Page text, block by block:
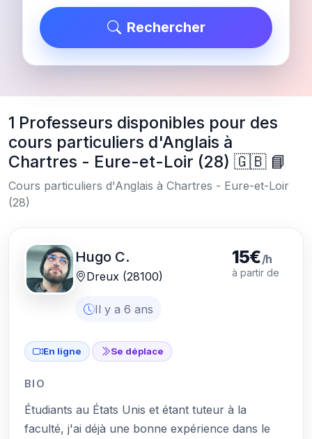
Rechercher
1 Professeurs disponibles pour des
cours particuliers d'Anglais à
Chartres - Eure-et-Loir (28) 🇬🇧 📘
Cours particuliers d'Anglais à Chartres - Eure-et-Loir
(28)
Hugo C.
Dreux (28100)
Il y a 6 ans
15€/h
à partir de
En ligne Se déplace
BIO
Étudiants au États Unis et étant tuteur à la
faculté, j'ai déjà une bonne expérience dans le